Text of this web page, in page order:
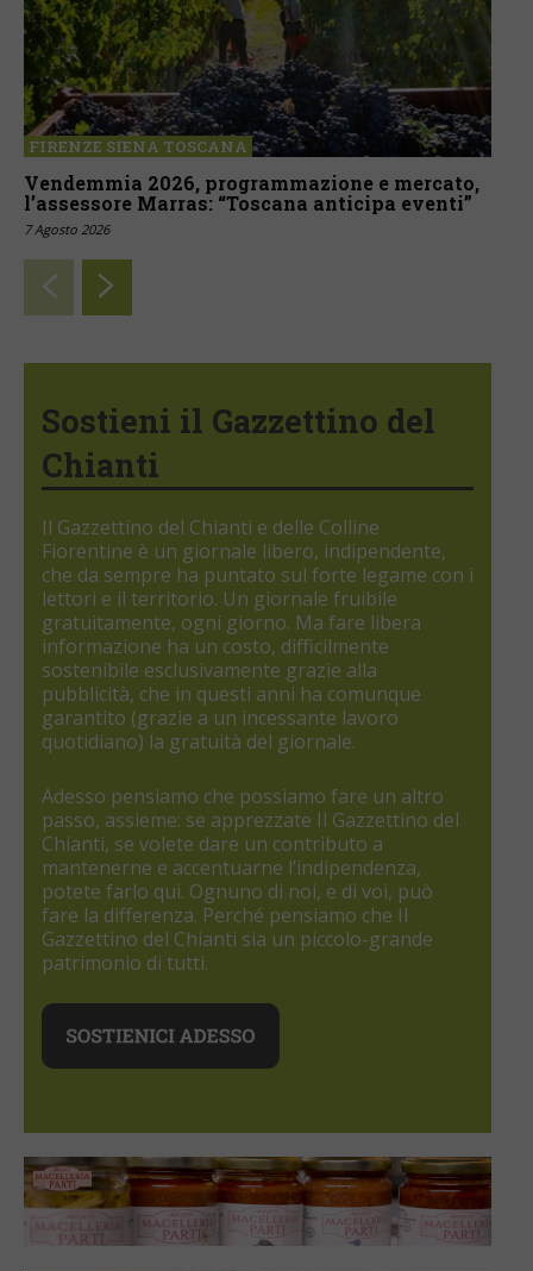
FIRENZE SIENA TOSCANA
Vendemmia 2026, programmazione e mercato,
l’assessore Marras: “Toscana anticipa eventi”
7 Agosto 2026
Sostieni il Gazzettino del
Chianti
Il Gazzettino del Chianti e delle Colline
Fiorentine è un giornale libero, indipendente,
che da sempre ha puntato sul forte legame con i
lettori e il territorio. Un giornale fruibile
gratuitamente, ogni giorno. Ma fare libera
informazione ha un costo, difficilmente
sostenibile esclusivamente grazie alla
pubblicità, che in questi anni ha comunque
garantito (grazie a un incessante lavoro
quotidiano) la gratuità del giornale.
Adesso pensiamo che possiamo fare un altro
passo, assieme: se apprezzate Il Gazzettino del
Chianti, se volete dare un contributo a
mantenerne e accentuarne l’indipendenza,
potete farlo qui. Ognuno di noi, e di voi, può
fare la differenza. Perché pensiamo che Il
Gazzettino del Chianti sia un piccolo-grande
patrimonio di tutti.